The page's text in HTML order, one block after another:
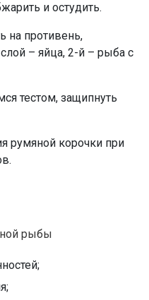
и остудить.
на противень,
– яйца, 2-й – рыба с
тестом, защипнуть
румяной корочки при